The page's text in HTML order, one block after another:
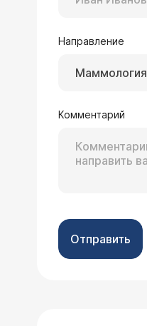
Направление
Маммология
Комментарий
Отправить